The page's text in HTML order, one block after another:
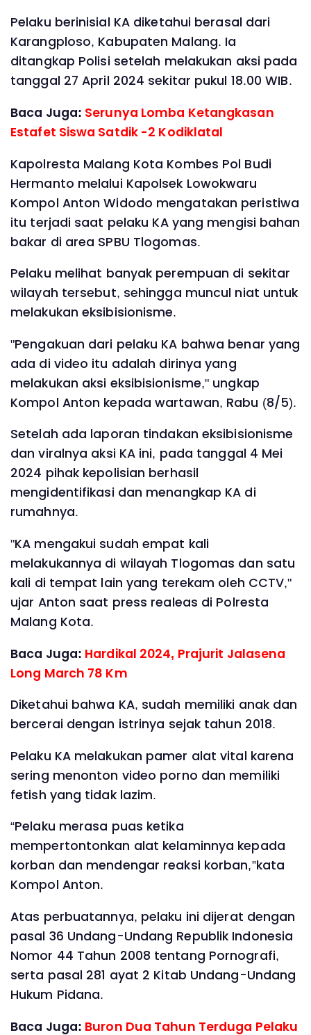
Pelaku berinisial KA diketahui berasal dari
Karangploso, Kabupaten Malang. Ia
ditangkap Polisi setelah melakukan aksi pada
tanggal 27 April 2024 sekitar pukul 18.00 WIB.
Baca Juga: Serunya Lomba Ketangkasan
Estafet Siswa Satdik -2 Kodiklatal
Kapolresta Malang Kota Kombes Pol Budi
Hermanto melalui Kapolsek Lowokwaru
Kompol Anton Widodo mengatakan peristiwa
itu terjadi saat pelaku KA yang mengisi bahan
bakar di area SPBU Tlogomas.
Pelaku melihat banyak perempuan di sekitar
wilayah tersebut, sehingga muncul niat untuk
melakukan eksibisionisme.
"Pengakuan dari pelaku KA bahwa benar yang
ada di video itu adalah dirinya yang
melakukan aksi eksibisionisme," ungkap
Kompol Anton kepada wartawan, Rabu (8/5).
Setelah ada laporan tindakan eksibisionisme
dan viralnya aksi KA ini, pada tanggal 4 Mei
2024 pihak kepolisian berhasil
mengidentifikasi dan menangkap KA di
rumahnya.
"KA mengakui sudah empat kali
melakukannya di wilayah Tlogomas dan satu
kali di tempat lain yang terekam oleh CCTV,"
ujar Anton saat press realeas di Polresta
Malang Kota.
Baca Juga: Hardikal 2024, Prajurit Jalasena
Long March 78 Km
Diketahui bahwa KA, sudah memiliki anak dan
bercerai dengan istrinya sejak tahun 2018.
Pelaku KA melakukan pamer alat vital karena
sering menonton video porno dan memiliki
fetish yang tidak lazim.
“Pelaku merasa puas ketika
mempertontonkan alat kelaminnya kepada
korban dan mendengar reaksi korban,”kata
Kompol Anton.
Atas perbuatannya, pelaku ini dijerat dengan
pasal 36 Undang-Undang Republik Indonesia
Nomor 44 Tahun 2008 tentang Pornografi,
serta pasal 281 ayat 2 Kitab Undang-Undang
Hukum Pidana.
Baca Juga: Buron Dua Tahun Terduga Pelaku